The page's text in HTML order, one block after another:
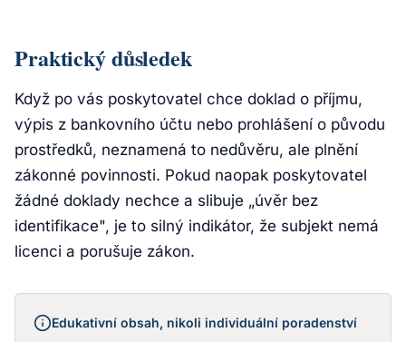
Praktický důsledek
Když po vás poskytovatel chce doklad o příjmu,
výpis z bankovního účtu nebo prohlášení o původu
prostředků, neznamená to nedůvěru, ale plnění
zákonné povinnosti. Pokud naopak poskytovatel
žádné doklady nechce a slibuje „úvěr bez
identifikace", je to silný indikátor, že subjekt nemá
licenci a porušuje zákon.
Edukativní obsah, nikoli individuální poradenství